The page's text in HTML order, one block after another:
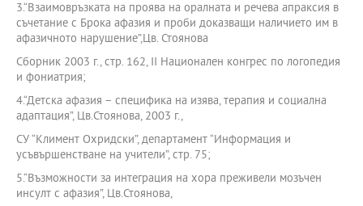
3.“Взаимовръзката на проява на оралната и речева апраксия в
съчетание с Брока афазия и проби доказващи наличието им в
афазичното нарушение”,Цв. Стоянова
Сборник 2003 г., стр. 162, ІІ Национален конгрес по логопедия
и фониатрия;
4.“Детска афазия – специфика на изява, терапия и социална
адаптация”, Цв.Стоянова, 2003 г.,
СУ “Климент Охридски”, департамент “Информация и
усъвършенстване на учители”, стр. 75;
5.“Възможности за интеграция на хора преживели мозъчен
инсулт с афазия”, Цв.Стоянова,